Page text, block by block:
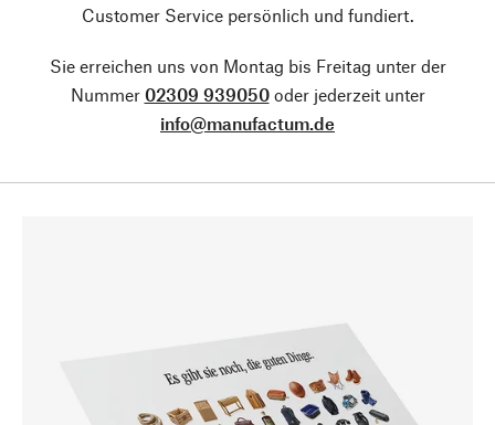
Customer Service persönlich und fundiert.
Sie erreichen uns von Montag bis Freitag unter der
Nummer 02309 939050oder jederzeit unter
info@manufactum.de